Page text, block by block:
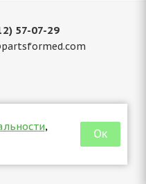
,
Ок
57-07-29